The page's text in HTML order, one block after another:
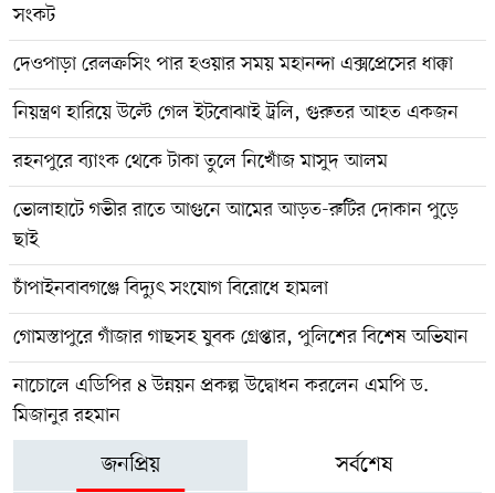
সংকট
দেওপাড়া রেলক্রসিং পার হওয়ার সময় মহানন্দা এক্সপ্রেসের ধাক্কা
নিয়ন্ত্রণ হারিয়ে উল্টে গেল ইটবোঝাই ট্রলি, গুরুতর আহত একজন
রহনপুরে ব্যাংক থেকে টাকা তুলে নিখোঁজ মাসুদ আলম
ভোলাহাটে গভীর রাতে আগুনে আমের আড়ত-রুটির দোকান পুড়ে
ছাই
চাঁপাইনবাবগঞ্জে বিদ্যুৎ সংযোগ বিরোধে হামলা
গোমস্তাপুরে গাঁজার গাছসহ যুবক গ্রেপ্তার, পুলিশের বিশেষ অভিযান
নাচোলে এডিপির ৪ উন্নয়ন প্রকল্প উদ্বোধন করলেন এমপি ড.
মিজানুর রহমান
জনপ্রিয় সর্বশেষ